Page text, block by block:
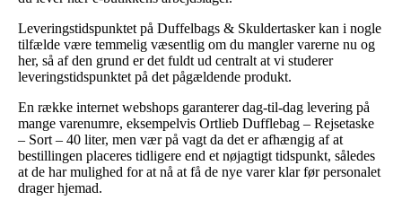
Leveringstidspunktet på Duffelbags & Skuldertasker kan i nogle
tilfælde være temmelig væsentlig om du mangler varerne nu og
her, så af den grund er det fuldt ud centralt at vi studerer
leveringstidspunktet på det pågældende produkt.
En række internet webshops garanterer dag-til-dag levering på
mange varenumre, eksempelvis Ortlieb Dufflebag – Rejsetaske
– Sort – 40 liter, men vær på vagt da det er afhængig af at
bestillingen placeres tidligere end et nøjagtigt tidspunkt, således
at de har mulighed for at nå at få de nye varer klar før personalet
drager hjemad.